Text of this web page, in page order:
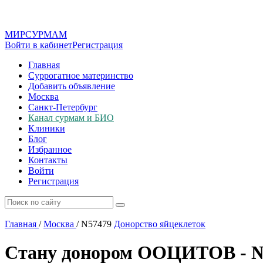
МИРСУРМАМ
Войти в кабинетРегистрация
Главная
Суррогатное материнство
Добавить объявление
Москва
Санкт-Петербург
Канал сурмам и БИО
Клиники
Блог
Избранное
Контакты
Войти
Регистрация
Главная / Москва /N57479 Донорство яйцеклеток
Стану донором ООЦИТОВ -